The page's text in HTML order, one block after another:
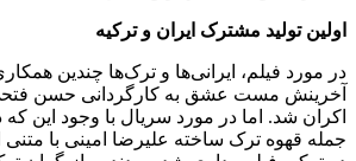
اولین تولید مشترک ایران و ترکیه
در مورد فیلم، ایرانی‌ها و ترک‌ها چندین
آخرینش مست عشق به کارگردانی حسن
اکران شد. اما در مورد سریال با وجود این که
جمله قهوه ترک ساخته علیرضا امینی با متنی